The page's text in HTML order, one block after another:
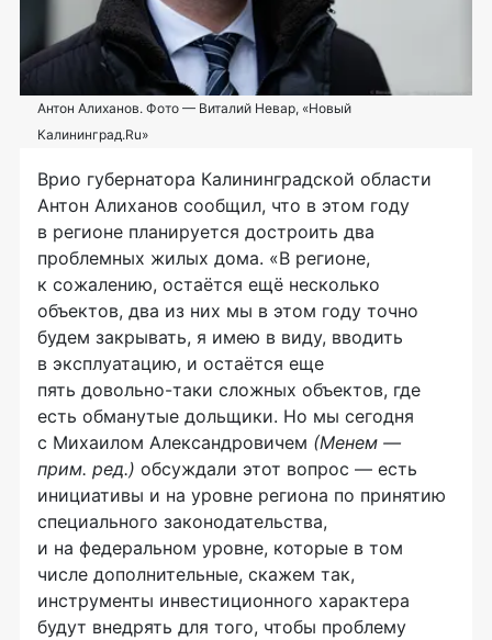
Антон Алиханов. Фото — Виталий Невар, «Новый
Калининград.Ru»
Врио губернатора Калининградской области
Антон Алиханов сообщил, что в этом году
в регионе планируется достроить два
проблемных жилых дома. «В регионе,
к сожалению, остаётся ещё несколько
объектов, два из них мы в этом году точно
будем закрывать, я имею в виду, вводить
в эксплуатацию, и остаётся еще
пять довольно-таки сложных объектов, где
есть обманутые дольщики. Но мы сегодня
с Михаилом Александровичем (Менем —
прим. ред.) обсуждали этот вопрос — есть
инициативы и на уровне региона по принятию
специального законодательства,
и на федеральном уровне, которые в том
числе дополнительные, скажем так,
инструменты инвестиционного характера
будут внедрять для того, чтобы проблему